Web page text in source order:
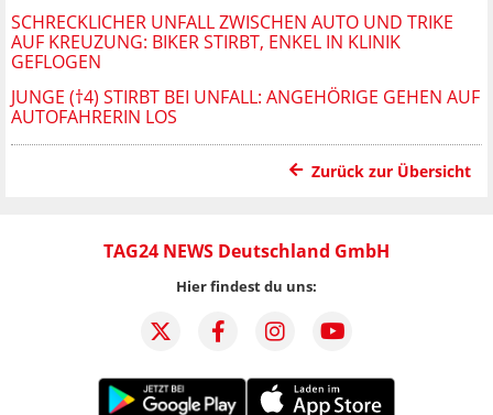
SCHRECKLICHER UNFALL ZWISCHEN AUTO UND TRIKE
AUF KREUZUNG: BIKER STIRBT, ENKEL IN KLINIK
GEFLOGEN
JUNGE (†4) STIRBT BEI UNFALL: ANGEHÖRIGE GEHEN AUF
AUTOFAHRERIN LOS
Zurück zur Übersicht
TAG24 NEWS Deutschland GmbH
Hier findest du uns: